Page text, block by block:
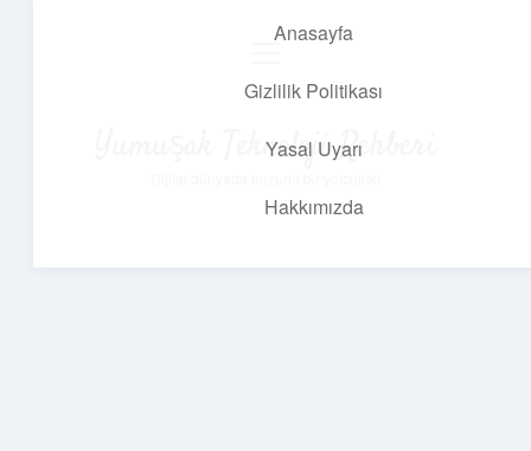
Anasayfa
Gizlilik Politikası
Yasal Uyarı
Hakkımızda
Yumuşak Teknoloji Rehberi